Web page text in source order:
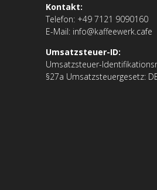
Kontakt:
Telefon: +49 7121 9090160
E-Mail: info@kaffeewerk.cafe
Umsatzsteuer-ID:
Umsatzsteuer-
§27a Umsatzsteuergesetz: